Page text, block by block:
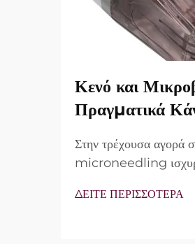
Κενό και
Πραγματικά
Στην τρέχουσα αγορά
microneedling
δεν είναι απλώς αν
ΔΕΙΤΕ ΠΕΡΙΣΣΟΤΕΡΑ